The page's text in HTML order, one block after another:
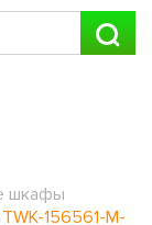
шкафы
156561-M-